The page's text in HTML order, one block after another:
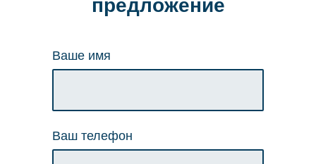
предложение
Ваше имя
Ваш телефон